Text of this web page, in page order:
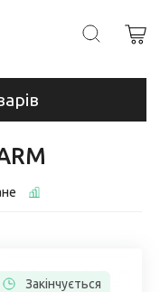
Закінчується